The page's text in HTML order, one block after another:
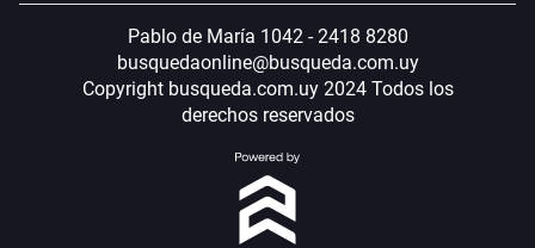
Pablo de María 1042 - 2418 8280
busquedaonline@busqueda.com.uy
Copyright busqueda.com.uy 2024 Todos los
derechos reservados